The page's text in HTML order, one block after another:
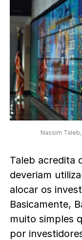
Nassim
Taleb acredita
deveriam
alocar os
Basicamente,
muito simples
por